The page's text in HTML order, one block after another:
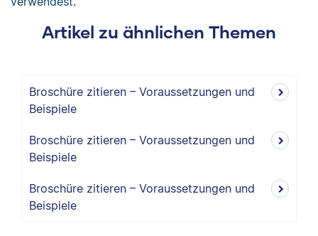
Artikel zu ähnlichen Themen
Broschüre zitieren – Voraussetzungen und
Beispiele
Broschüre zitieren – Voraussetzungen und
Beispiele
Broschüre zitieren – Voraussetzungen und
Beispiele